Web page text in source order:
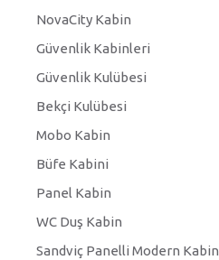
NovaCity Kabin
Güvenlik Kabinleri
Güvenlik Kulübesi
Bekçi Kulübesi
Mobo Kabin
Büfe Kabini
Panel Kabin
WC Duş Kabin
Sandviç Panelli Modern Kabin